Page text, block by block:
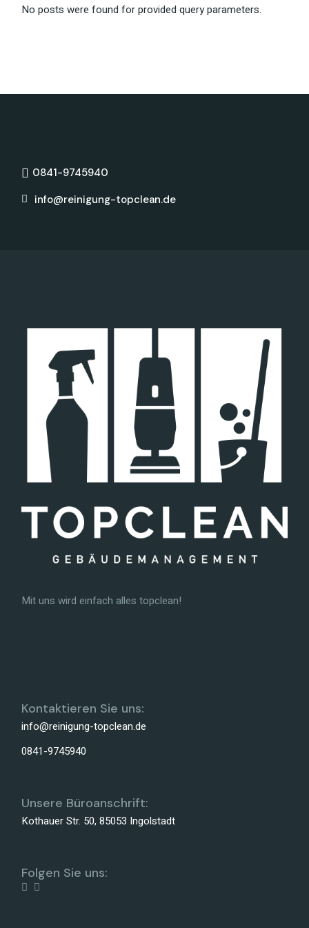
No posts were found for provided query parameters.
0841-9745940
info@reinigung-topclean.de
Mit uns wird einfach alles topclean!
Kontaktieren Sie uns:
info@reinigung-topclean.de
0841-9745940
Unsere Büroanschrift:
Kothauer Str. 50, 85053 Ingolstadt
Folgen Sie uns: